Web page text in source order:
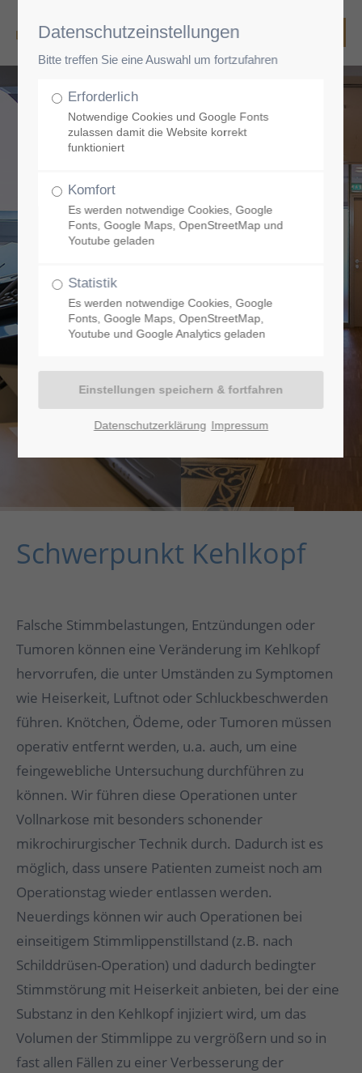
Schwerpunkt Kehlkopf
Falsche Stimmbelastungen, Entzündungen oder
Tumoren können eine Veränderung im Kehlkopf
hervorrufen, die unter Umständen zu Symptomen
wie Heiserkeit, Luftnot oder Schluckbeschwerden
führen. Knötchen, Ödeme, oder Tumoren müssen
operativ entfernt werden, u.a. auch, um eine
feingewebliche Untersuchung durchführen zu
können. Wir führen diese Operationen unter
Vollnarkose mit besonders schonender
mikrochirurgischer Technik durch. Dadurch ist es
möglich, dass unsere Patienten zumeist noch am
Operationstag wieder entlassen werden.
Neuerdings können wir auch Operationen bei
einseitigem Stimmlippenstillstand (z.B. nach
Schilddrüsen-Operation) und dadurch bedingter
Stimmstörung mit Heiserkeit anbieten, bei der eine
Substanz in den Kehlkopf injiziert wird, um das
Volumen der Stimmlippe zu vergrößern und so in
fast allen Fällen zu einer Verbesserung der
Datenschutzeinstellungen
Bitte treffen Sie eine Auswahl um fortzufahren
Erforderlich
Notwendige Cookies und Google Fonts
zulassen damit die Website korrekt
funktioniert
Komfort
Es werden notwendige Cookies, Google
Fonts, Google Maps, OpenStreetMap und
Youtube geladen
Statistik
Es werden notwendige Cookies, Google
Fonts, Google Maps, OpenStreetMap,
Youtube und Google Analytics geladen
Datenschutzerklärung Impressum